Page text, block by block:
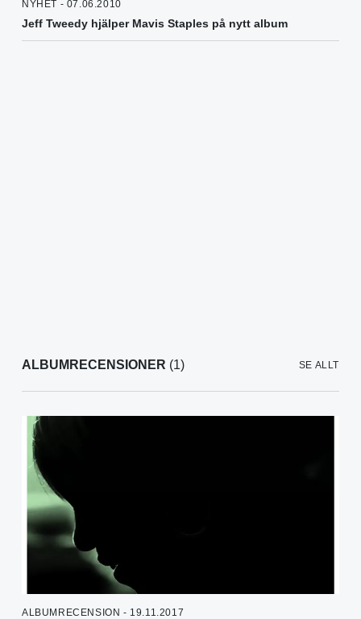
NYHET - 07.06.2010
Jeff Tweedy hjälper Mavis Staples på nytt album
ALBUMRECENSIONER (1) SE ALLT
ALBUMRECENSION - 19.11.2017